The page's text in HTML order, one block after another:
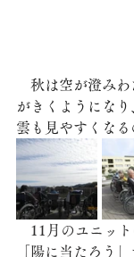
秋は空が澄みわ
がきくようにな
雲も見やすくなる
11月のユニット
「陽に当たろう